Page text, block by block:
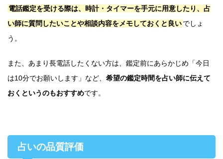
電話鑑定を受ける際は、時計・タイマーを手元に用意したり、占
い師に質問したいことや相談内容をメモしておくと良いでしょ
う。
また、あまり長電話したくない方は、鑑定前にあらかじめ「今日
は10分でお願いします」など、 希望の鑑定時間を占い師に伝えて
おくというのもおすすめです。
占いの品質評価